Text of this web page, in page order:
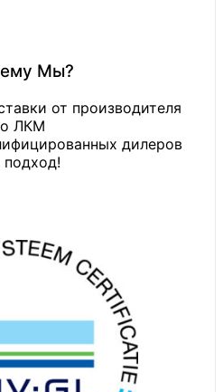
Мы?
от производителя
ЛКМ
дилеров